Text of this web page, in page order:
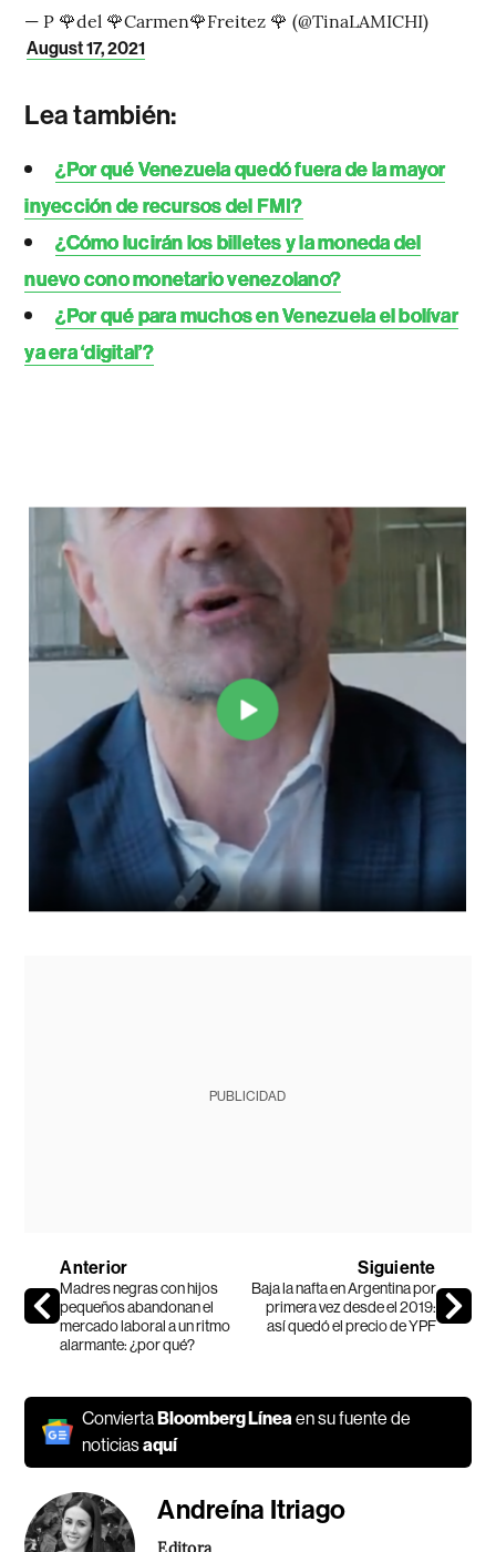
— P 🌹del 🌹Carmen🌹Freitez 🌹 (@TinaLAMICHI)
August 17, 2021
Lea también:
¿Por qué Venezuela quedó fuera de la mayor
inyección de recursos del FMI?
¿Cómo lucirán los billetes y la moneda del
nuevo cono monetario venezolano?
¿Por qué para muchos en Venezuela el bolívar
ya era ‘digital’?
PUBLICIDAD
Anterior
Madres negras con hijos
pequeños abandonan el
mercado laboral a un ritmo
alarmante: ¿por qué?
Siguiente
Baja la nafta en Argentina por
primera vez desde el 2019:
así quedó el precio de YPF
ConviertaBloomberg Línea en su fuente de
noticiasaquí
Andreína Itriago
Editora